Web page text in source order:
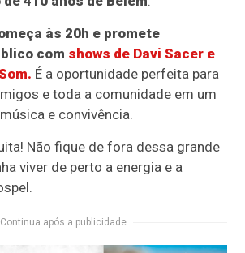
às 20h e promete
com shows de Davi Sacer e
É a oportunidade perfeita para
e toda a comunidade em um
e convivência.
Não fique de fora dessa grande
viver de perto a energia e a
Continua após a publicidade